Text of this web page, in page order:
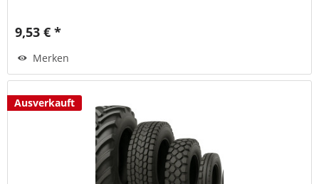
9,53 € *
Merken
Ausverkauft